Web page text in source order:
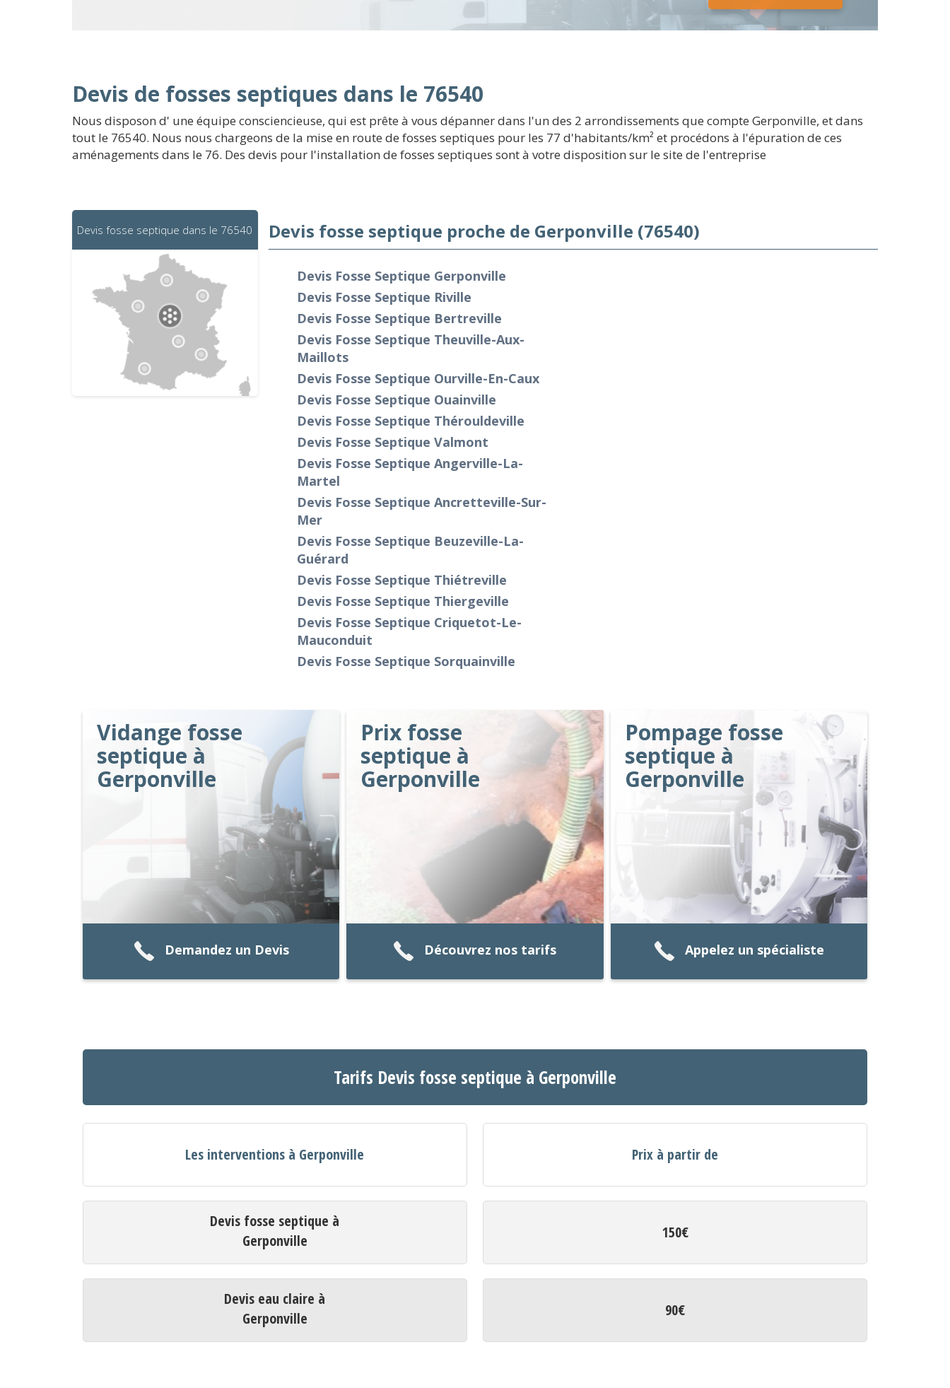
Devis de fosses septiques dans le 76540
Nous disposon d' une équipe consciencieuse, qui est prête à vous dépanner dans l'un des 2 arrondissements que compte Gerponville, et dans
tout le 76540. Nous nous chargeons de la mise en route de fosses septiques pour les 77 d'habitants/km² et procédons à l'épuration de ces
aménagements dans le 76. Des devis pour l'installation de fosses septiques sont à votre disposition sur le site de l'entreprise
Devis fosse septique dans le 76540 Devis fosse septique proche de Gerponville (76540)
Devis Fosse Septique Gerponville
Devis Fosse Septique Riville
Devis Fosse Septique Bertreville
Devis Fosse Septique Theuville-Aux-
Maillots
Devis Fosse Septique Ourville-En-Caux
Devis Fosse Septique Ouainville
Devis Fosse Septique Thérouldeville
Devis Fosse Septique Valmont
Devis Fosse Septique Angerville-La-
Martel
Devis Fosse Septique Ancretteville-Sur-
Mer
Devis Fosse Septique Beuzeville-La-
Guérard
Devis Fosse Septique Thiétreville
Devis Fosse Septique Thiergeville
Devis Fosse Septique Criquetot-Le-
Mauconduit
Devis Fosse Septique Sorquainville
Vidange fosse
septique à
Gerponville
Demandez un Devis
Prix fosse
septique à
Gerponville
Découvrez nos tarifs
Pompage fosse
septique à
Gerponville
Appelez un spécialiste
Tarifs Devis fosse septique à Gerponville
Les interventions à Gerponville Prix à partir de
Devis fosse septique à
Gerponville
150€
Devis eau claire à
Gerponville
90€